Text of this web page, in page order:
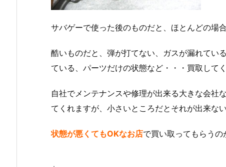
サバゲーで使った後のものだと、ほとんどの場
酷いものだと、弾が打てない、ガスが漏れてい
ている、パーツだけの状態など・・・買取して
自社でメンテナンスや修理が出来る大きな会社
てくれますが、小さいところだとそれが出来な
状態が悪くてもOKなお店で買い取ってもらうの